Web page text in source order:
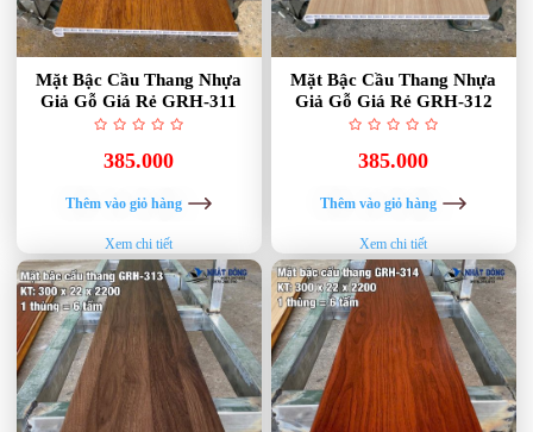
Mặt Bậc Cầu Thang Nhựa
Giả Gỗ Giá Rẻ GRH-311
385.000
Thêm vào giỏ hàng
Xem chi tiết
Mặt Bậc Cầu Thang Nhựa
Giả Gỗ Giá Rẻ GRH-312
385.000
Thêm vào giỏ hàng
Xem chi tiết